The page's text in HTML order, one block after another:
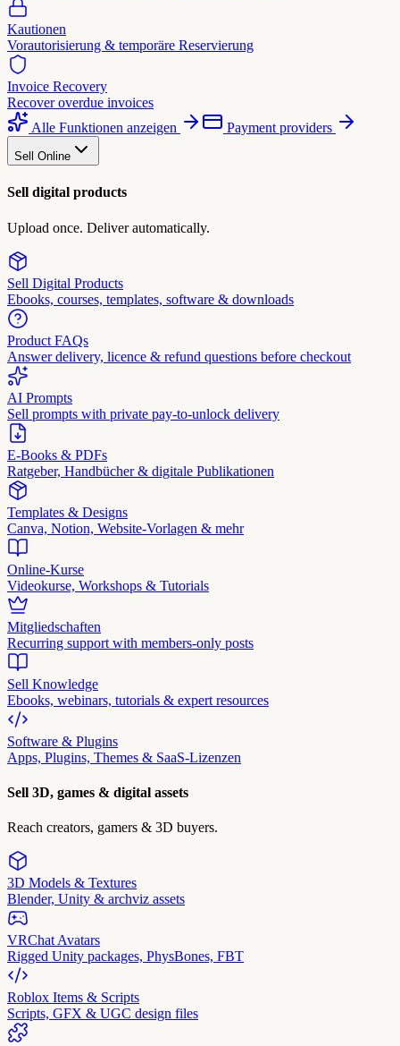
Kautionen
Vorautorisierung & temporäre Reservierung
Invoice Recovery
Recover overdue invoices
Alle Funktionen anzeigen
Payment providers
Sell Online
Sell digital products
Upload once. Deliver automatically.
Sell Digital Products
Ebooks, courses, templates, software & downloads
Product FAQs
Answer delivery, licence & refund questions before checkout
AI Prompts
Sell prompts with private pay-to-unlock delivery
E-Books & PDFs
Ratgeber, Handbücher & digitale Publikationen
Templates & Designs
Canva, Notion, Website-Vorlagen & mehr
Online-Kurse
Videokurse, Workshops & Tutorials
Mitgliedschaften
Recurring support with members-only posts
Sell Knowledge
Ebooks, webinars, tutorials & expert resources
Software & Plugins
Apps, Plugins, Themes & SaaS-Lizenzen
Sell 3D, games & digital assets
Reach creators, gamers & 3D buyers.
3D Models & Textures
Blender, Unity & archviz assets
VRChat Avatars
Rigged Unity packages, PhysBones, FBT
Roblox Items & Scripts
Scripts, GFX & UGC design files